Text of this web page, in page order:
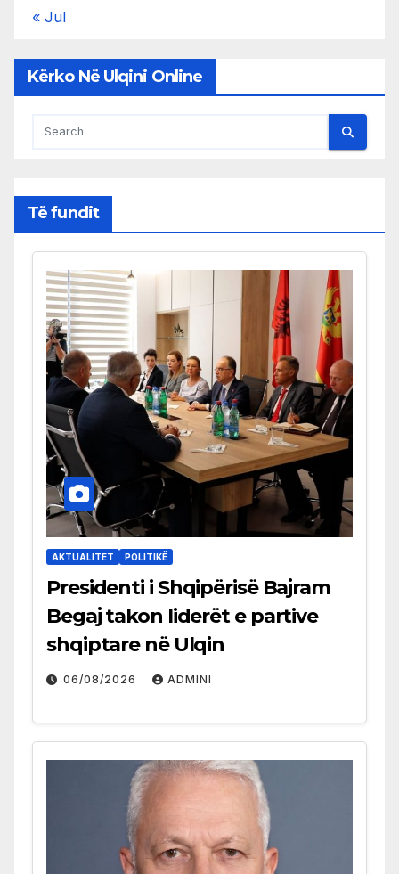
« Jul
Kërko Në Ulqini Online
Të fundit
AKTUALITET POLITIKË
Presidenti i Shqipërisë Bajram
Begaj takon liderët e partive
shqiptare në Ulqin
06/08/2026 ADMINI